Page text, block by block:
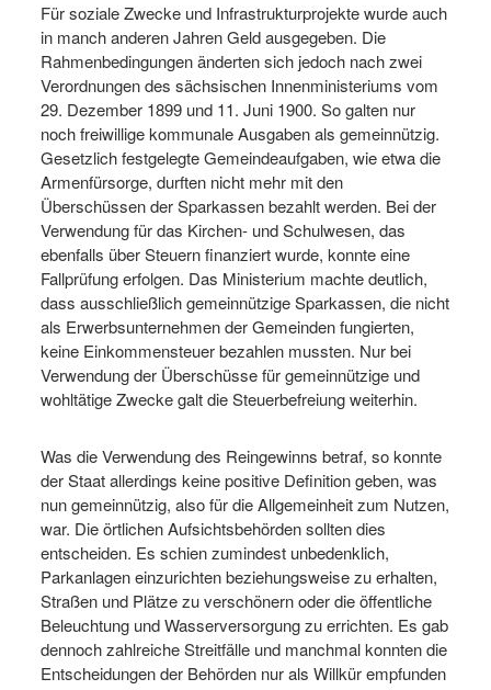
Für soziale Zwecke und Infrastrukturprojekte wurde auch
in manch anderen Jahren Geld ausgegeben. Die
Rahmenbedingungen änderten sich jedoch nach zwei
Verordnungen des sächsischen Innenministeriums vom
29. Dezember 1899 und 11. Juni 1900. So galten nur
noch freiwillige kommunale Ausgaben als gemeinnützig.
Gesetzlich festgelegte Gemeindeaufgaben, wie etwa die
Armenfürsorge, durften nicht mehr mit den
Überschüssen der Sparkassen bezahlt werden. Bei der
Verwendung für das Kirchen- und Schulwesen, das
ebenfalls über Steuern finanziert wurde, konnte eine
Fallprüfung erfolgen. Das Ministerium machte deutlich,
dass ausschließlich gemeinnützige Sparkassen, die nicht
als Erwerbsunternehmen der Gemeinden fungierten,
keine Einkommensteuer bezahlen mussten. Nur bei
Verwendung der Überschüsse für gemeinnützige und
wohltätige Zwecke galt die Steuerbefreiung weiterhin.
Was die Verwendung des Reingewinns betraf, so konnte
der Staat allerdings keine positive Definition geben, was
nun gemeinnützig, also für die Allgemeinheit zum Nutzen,
war. Die örtlichen Aufsichtsbehörden sollten dies
entscheiden. Es schien zumindest unbedenklich,
Parkanlagen einzurichten beziehungsweise zu erhalten,
Straßen und Plätze zu verschönern oder die öffentliche
Beleuchtung und Wasserversorgung zu errichten. Es gab
dennoch zahlreiche Streitfälle und manchmal konnten die
Entscheidungen der Behörden nur als Willkür empfunden